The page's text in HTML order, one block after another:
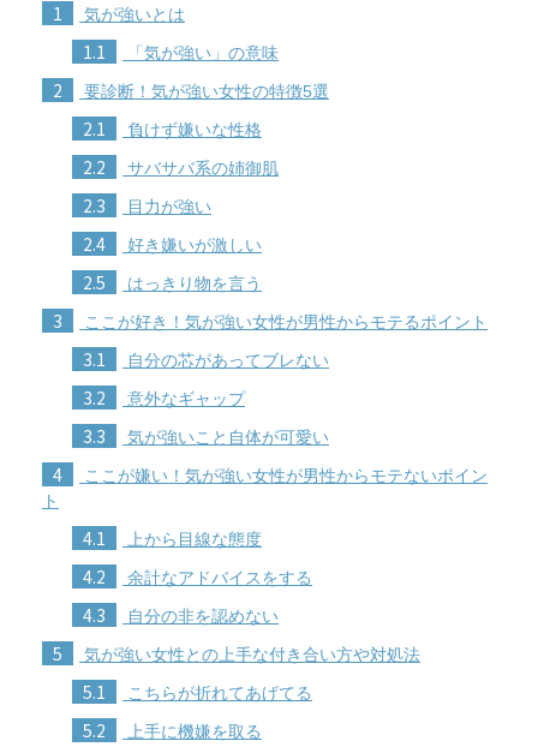
1 気が強いとは
1.1 「気が強い」の意味
2 要診断！気が強い女性の特徴5選
2.1 負けず嫌いな性格
2.2 サバサバ系の姉御肌
2.3 目力が強い
2.4 好き嫌いが激しい
2.5 はっきり物を言う
3 ここが好き！気が強い女性が男性からモテるポイント
3.1 自分の芯があってブレない
3.2 意外なギャップ
3.3 気が強いこと自体が可愛い
4
ここが嫌い！気が強い女性が男性からモテないポイン
ト
4.1 上から目線な態度
4.2 余計なアドバイスをする
4.3 自分の非を認めない
5 気が強い女性との上手な付き合い方や対処法
5.1 こちらが折れてあげてる
5.2 上手に機嫌を取る